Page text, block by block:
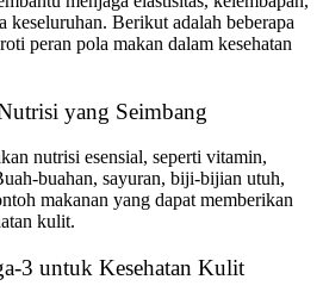
keseluruhan. Berikut adalah beberapa
peran pola makan dalam kesehatan
yang Seimbang
nutrisi esensial, seperti vitamin,
buahan, sayuran, biji-bijian utuh,
makanan yang dapat memberikan
kulit.
3 untuk Kesehatan Kulit